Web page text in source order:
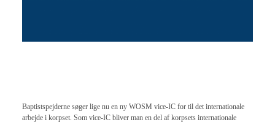
Baptistspejderne søger lige nu en ny WOSM vice-IC for til det internationale
arbejde i korpset. Som vice-IC bliver man en del af korpsets internationale